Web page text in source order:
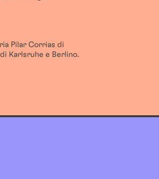
Pilar Corrias di
Karlsruhe e Berlino.